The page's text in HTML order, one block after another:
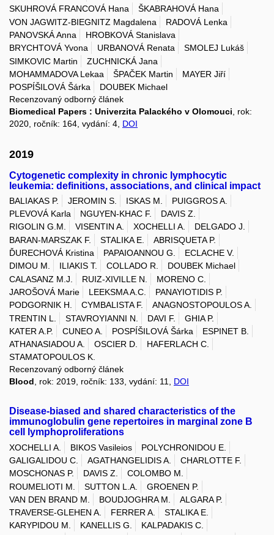
SKUHROVÁ FRANCOVÁ Hana
ŠKABRAHOVÁ Hana
VON JAGWITZ-BIEGNITZ Magdalena
RADOVÁ Lenka
PANOVSKÁ Anna
HROBKOVÁ Stanislava
BRYCHTOVÁ Yvona
URBANOVÁ Renata
SMOLEJ Lukáš
SIMKOVIC Martin
ZUCHNICKÁ Jana
MOHAMMADOVA Lekaa
ŠPAČEK Martin
MAYER Jiří
POSPÍŠILOVÁ Šárka
DOUBEK Michael
Recenzovaný odborný článek
Biomedical Papers : Univerzita Palackého v Olomouci , rok:
2020, ročník: 164, vydání: 4, DOI
2019
Cytogenetic complexity in chronic lymphocytic
leukemia: definitions, associations, and clinical impact
BALIAKAS P. JEROMIN S. ISKAS M.
PUIGGROS A.
PLEVOVÁ Karla
NGUYEN-KHAC F.
DAVIS Z.
RIGOLIN G.M.
VISENTIN A. XOCHELLI A.
DELGADO J.
BARAN-MARSZAK F.
STALIKA E.
ABRISQUETA P.
ĎURECHOVÁ Kristina
PAPAIOANNOU G.
ECLACHE V.
DIMOU M.
ILIAKIS T. COLLADO R.
DOUBEK Michael
CALASANZ M.J.
RUIZ-XIVILLE N.
MORENO C.
JAROŠOVÁ Marie
LEEKSMA A.C.
PANAYIOTIDIS P.
PODGORNIK H.
CYMBALISTA F.
ANAGNOSTOPOULOS A.
TRENTIN L.
STAVROYIANNI N. DAVI F.
GHIA P.
KATER A.P.
CUNEO A. POSPÍŠILOVÁ Šárka
ESPINET B.
ATHANASIADOU A.
OSCIER D.
HAFERLACH C.
STAMATOPOULOS K.
Recenzovaný odborný článek
Blood, rok: 2019, ročník: 133, vydání: 11, DOI
Disease-biased and shared characteristics of the
immunoglobulin gene repertoires in marginal zone B
cell lymphoproliferations
XOCHELLI A. BIKOS Vasileios
POLYCHRONIDOU E.
GALIGALIDOU C.
AGATHANGELIDIS A.
CHARLOTTE F.
MOSCHONAS P.
DAVIS Z.
COLOMBO M.
ROUMELIOTI M.
SUTTON L.A.
GROENEN P.
VAN DEN BRAND M.
BOUDJOGHRA M.
ALGARA P.
TRAVERSE-GLEHEN A.
FERRER A.
STALIKA E.
KARYPIDOU M.
KANELLIS G.
KALPADAKIS C.